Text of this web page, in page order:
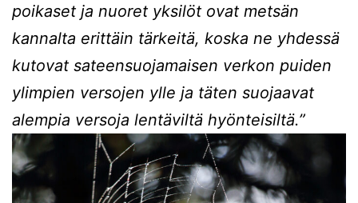
poikaset ja nuoret yksilöt ovat metsän
kannalta erittäin tärkeitä, koska ne yhdessä
kutovat sateensuojamaisen verkon puiden
ylimpien versojen ylle ja täten suojaavat
alempia versoja lentäviltä hyönteisiltä.”